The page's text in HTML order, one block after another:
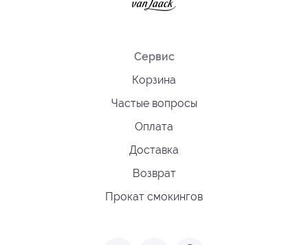
Сервис
Корзина
Частые вопросы
Оплата
Доставка
Возврат
Прокат смокингов